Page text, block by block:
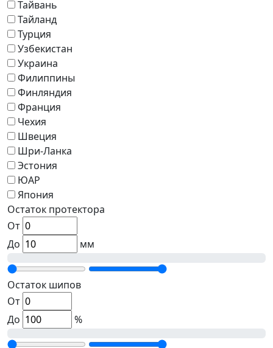
Тайвань
Тайланд
Турция
Узбекистан
Украина
Филиппины
Финляндия
Франция
Чехия
Швеция
Шри-Ланка
Эстония
ЮАР
Япония
Остаток протектора
От
До
мм
Остаток шипов
От
До
%